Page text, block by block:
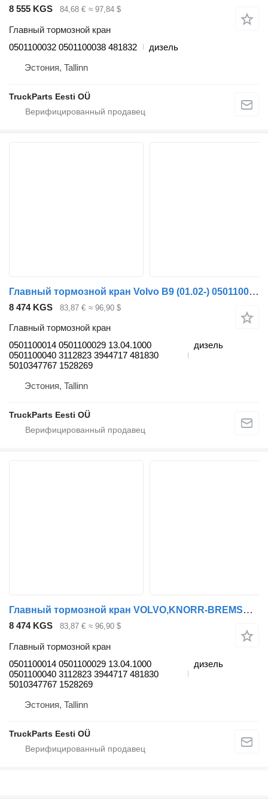
8 555 KGS 84,68 € ≈ 97,84 $
Главный тормозной кран
0501100032 0501100038 481832
дизель
Эстония, Tallinn
TruckParts Eesti OÜ
Главный тормозной кран Volvo B9 (01.02-) 0501100014 для автобуса Volvo B6, B7, B9, B10, B12 bus (1978-2011)
8 474 KGS 83,87 € ≈ 96,90 $
Главный тормозной кран
0501100014 0501100029 13.04.1000
0501100040 3112823 3944717 481830
5010347767 1528269
дизель
Эстония, Tallinn
TruckParts Eesti OÜ
Главный тормозной кран VOLVO,KNORR-BREMSE B9 (01.02-) 0501100014 для автобуса Volvo B6, B7, B9, B10, B12 bus (1978-2011)
8 474 KGS 83,87 € ≈ 96,90 $
Главный тормозной кран
0501100014 0501100029 13.04.1000
0501100040 3112823 3944717 481830
5010347767 1528269
дизель
Эстония, Tallinn
TruckParts Eesti OÜ